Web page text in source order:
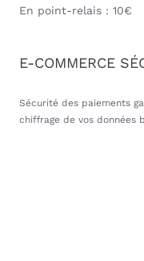
En point-relais : 10€
E-COMMERCE
Sécurité des paiements
chiffrage de vos données